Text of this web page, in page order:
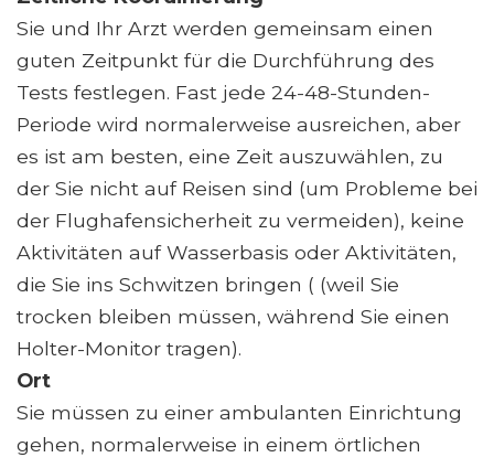
Sie und Ihr Arzt werden gemeinsam einen
guten Zeitpunkt für die Durchführung des
Tests festlegen. Fast jede 24-48-Stunden-
Periode wird normalerweise ausreichen, aber
es ist am besten, eine Zeit auszuwählen, zu
der Sie nicht auf Reisen sind (um Probleme bei
der Flughafensicherheit zu vermeiden), keine
Aktivitäten auf Wasserbasis oder Aktivitäten,
die Sie ins Schwitzen bringen ( (weil Sie
trocken bleiben müssen, während Sie einen
Holter-Monitor tragen).
Ort
Sie müssen zu einer ambulanten Einrichtung
gehen, normalerweise in einem örtlichen